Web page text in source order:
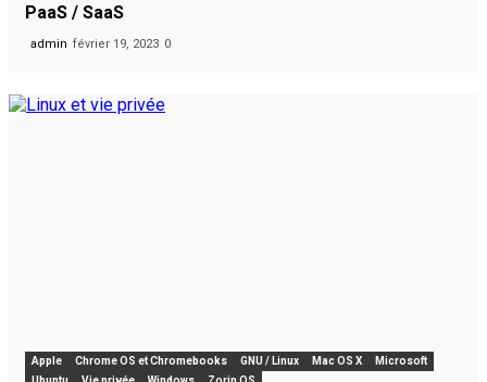
PaaS / SaaS
admin février 19, 2023 0
Apple Chrome OS et Chromebooks GNU / Linux Mac OS X
Microsoft